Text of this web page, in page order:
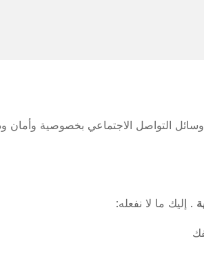
التواصل الاجتماعي بخصوصية
. إليك ما لا نفعله: